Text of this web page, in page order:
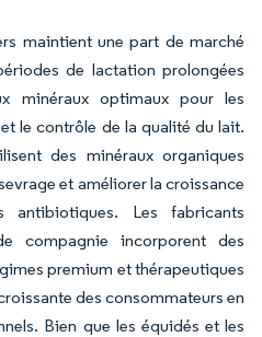
maintient une part de marché
de lactation prolongées
minéraux optimaux pour les
le contrôle de la qualité du lait.
des minéraux organiques
et améliorer la croissance
antibiotiques. Les fabricants
compagnie incorporent des
premium et thérapeutiques
des consommateurs en
Bien que les équidés et les